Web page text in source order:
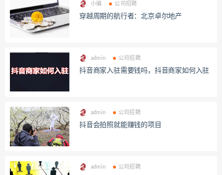
小编 公司招聘
穿越周期的航行者：北京卓尔地产
admin 公司招聘
抖音商家入驻需要钱吗，抖音商家如何入驻
admin 公司招聘
抖音会拍照就能赚钱的项目
admin 公司招聘